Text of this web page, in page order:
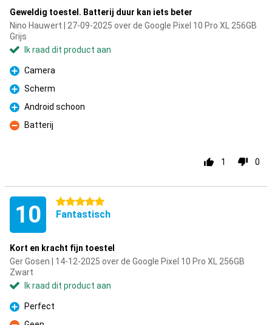
Geweldig toestel. Batterij duur kan iets beter
Nino Hauwert | 27-09-2025 over de Google Pixel 10 Pro XL 256GB
Grijs
Ik raad dit product aan
Pluspunt
Camera
Pluspunt
Scherm
Pluspunt
Android schoon
Minpunt
Batterij
1 0
10 5 sterren
Fantastisch
Kort en kracht fijn toestel
Ger Gosen | 14-12-2025 over de Google Pixel 10 Pro XL 256GB
Zwart
Ik raad dit product aan
Pluspunt
Perfect